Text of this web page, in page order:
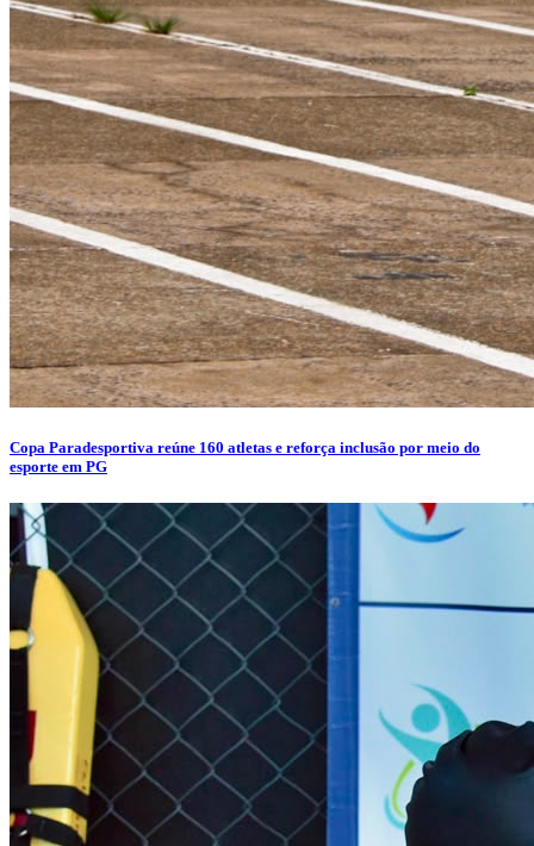
Copa Paradesportiva reúne 160 atletas e reforça inclusão por meio do
esporte em PG